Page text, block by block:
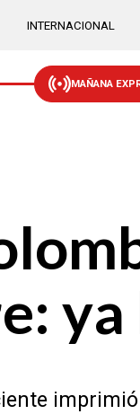
INTERNACIONAL
MAÑANA